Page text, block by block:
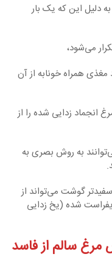
دلیل این که یک بار
می‌شود،
همراه خونابه از آن
زدایی شده را از
به روش بصری به
گوشت می‌تواند از
شده (یخ زدایی
سالم از فاسد